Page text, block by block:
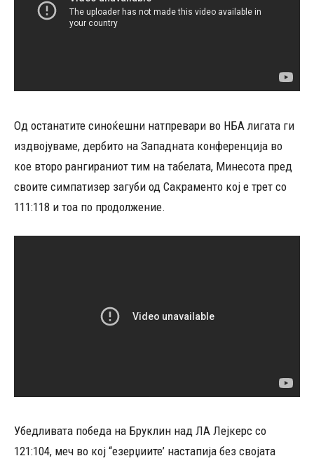
Од останатите синоќешни натпревари во НБА лигата ги
издвојуваме, дербито на Западната конференција во
кое второ рангираниот тим на табелата, Минесота пред
своите симпатизер загуби од Сакраменто кој е трет со
111:118 и тоа по продолжение.
Убедливата победа на Бруклин над ЛА Лејкерс со
121:104, меч во кој “езерџиите’ настапија без својата